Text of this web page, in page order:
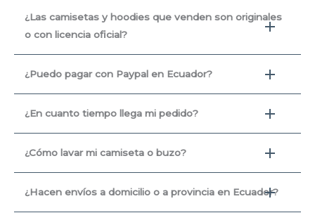
¿Las camisetas y hoodies que venden son originales
o con licencia oficial?
¿Puedo pagar con Paypal en Ecuador?
¿En cuanto tiempo llega mi pedido?
¿Cómo lavar mi camiseta o buzo?
¿Hacen envíos a domicilio o a provincia en Ecuador?